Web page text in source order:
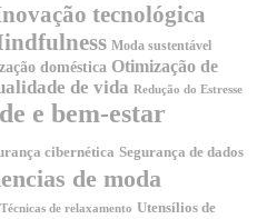
tecnológica
Moda sustentável
doméstica Otimização de
de vida Redução do Estresse
e bem-estar
cibernética Segurança de dados
de moda
Técnicas de relaxamento Utensílios de